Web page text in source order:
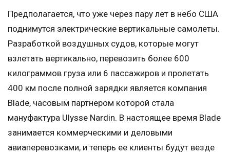
Предполагается, что уже через пару лет в небо США
поднимутся электрические вертикальные самолеты.
Разработкой воздушных судов, которые могут
взлетать вертикально, перевозить более 600
килограммов груза или 6 пассажиров и пролетать
400 км после полной зарядки является компания
Blade, часовым партнером которой стала
мануфактура Ulysse Nardin. В настоящее время Blade
занимается коммерческими и деловыми
авиаперевозками, и теперь ее клиенты будут везде